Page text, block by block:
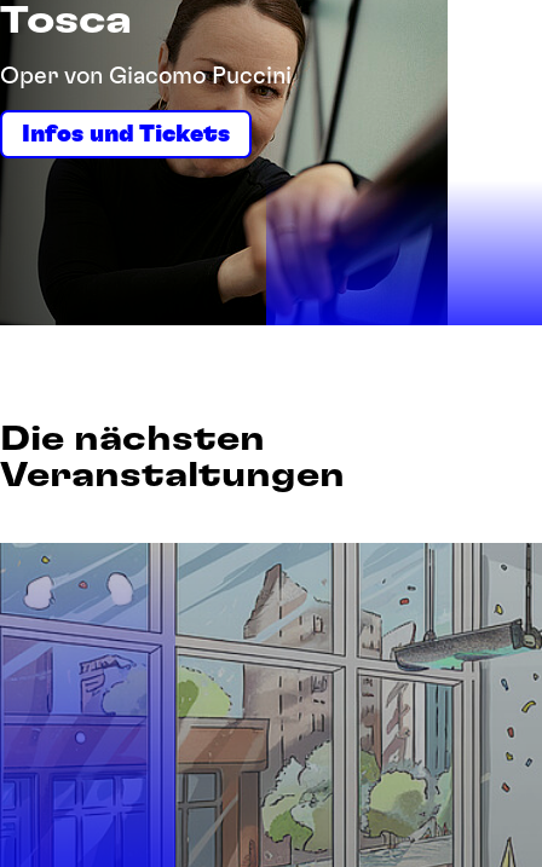
Tosca
Oper von Giacomo Puccini
Infos und Tickets
Die nächsten
Veranstaltungen